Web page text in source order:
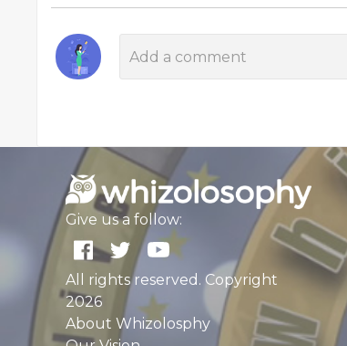
Give us a follow:
All rights reserved. Copyright
2026
About Whizolosphy